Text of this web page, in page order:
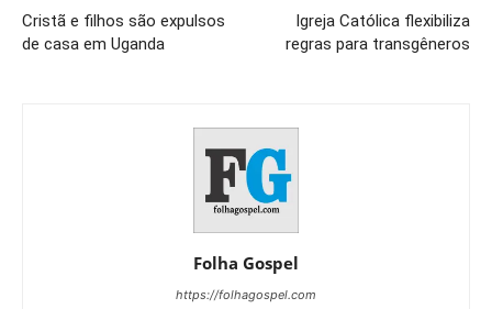
Cristã e filhos são expulsos
de casa em Uganda
Igreja Católica flexibiliza
regras para transgêneros
Folha Gospel
https://folhagospel.com